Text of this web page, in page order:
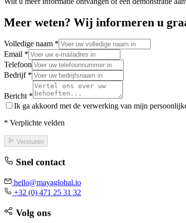
Meer weten? Wij informeren u
Volledige naam *
Email *
Telefoon
Bedrijf *
Bericht *
Ik ga akkoord met de verwerking van mijn
* Verplichte velden
Versturen
Snel contact
hello@mayaglobal.io
+32 (0) 471 25 31 32
Volg ons